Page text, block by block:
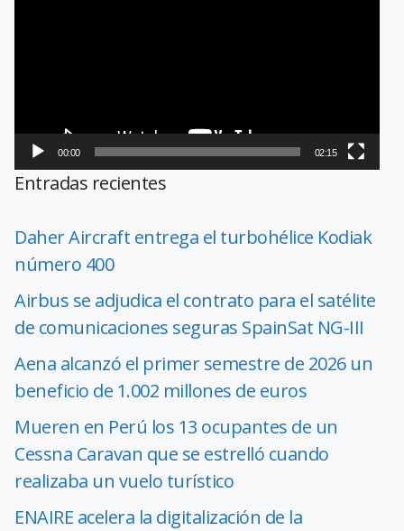
00:00 02:15
Entradas recientes
Daher Aircraft entrega el turbohélice Kodiak
número 400
Airbus se adjudica el contrato para el satélite
de comunicaciones seguras SpainSat NG-III
Aena alcanzó el primer semestre de 2026 un
beneficio de 1.002 millones de euros
Mueren en Perú los 13 ocupantes de un
Cessna Caravan que se estrelló cuando
realizaba un vuelo turístico
ENAIRE acelera la digitalización de la